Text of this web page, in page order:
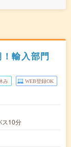
輸入部門
み WEB登録OK
ス10分